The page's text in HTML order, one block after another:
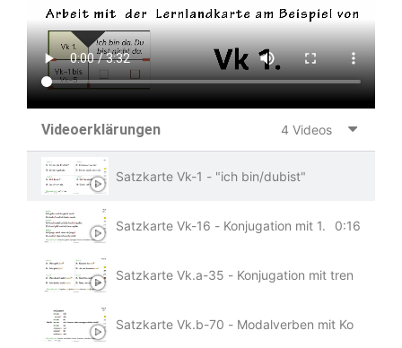
Videoerklärungen 4 Videos
Satzkarte Vk-1 - "ich bin/dubist"
Satzkarte Vk-16 - Konjugation mit 1. und 2.
0:16
Satzkarte Vk.a-35 - Konjugation mit trennbaren
Satzkarte Vk.b-70 - Modalverben mit